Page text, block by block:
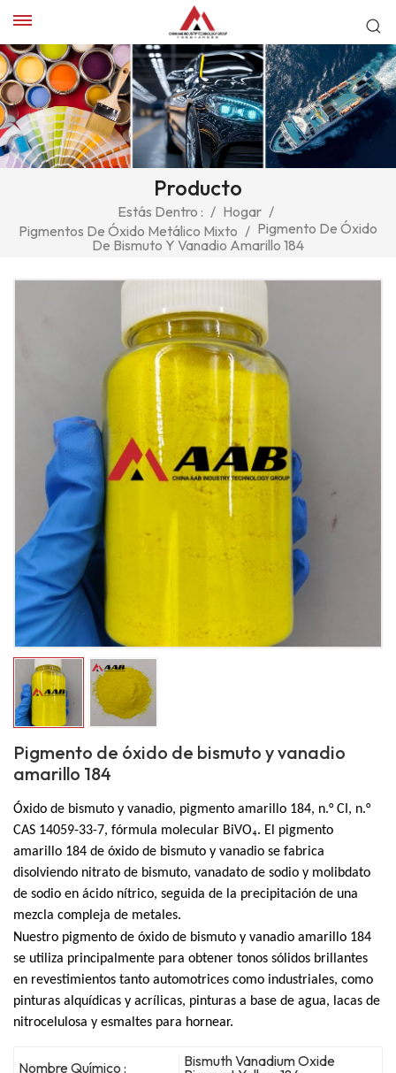
Producto
Estás Dentro : / Hogar /
Pigmentos De Óxido Metálico Mixto / Pigmento De Óxido
De Bismuto Y Vanadio Amarillo 184
Pigmento de óxido de bismuto y vanadio
amarillo 184
Óxido de bismuto y vanadio, pigmento amarillo 184, n.° CI, n.°
CAS 14059-33-7, fórmula molecular BiVO₄. El pigmento
amarillo 184 de óxido de bismuto y vanadio se fabrica
disolviendo nitrato de bismuto, vanadato de sodio y molibdato
de sodio en ácido nítrico, seguida de la precipitación de una
mezcla compleja de metales.
Nuestro pigmento de óxido de bismuto y vanadio amarillo 184
se utiliza principalmente para obtener tonos sólidos brillantes
en revestimientos tanto automotrices como industriales, como
pinturas alquídicas y acrílicas, pinturas a base de agua, lacas de
nitrocelulosa y esmaltes para hornear.
Nombre Químico :
Bismuth Vanadium Oxide